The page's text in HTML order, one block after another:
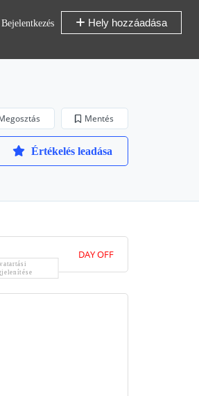
Bejelentkezés Hely hozzáadása
Mentés
Értékelés leadása
DAY OFF